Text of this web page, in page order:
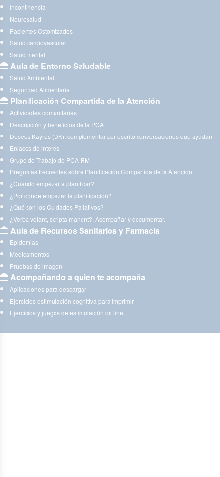
Incontinencia
Neurosalud
Pacientes Ostomizados
Salud cardiovascular
Salud mental
Aula de Entorno Saludable
Salud Ambiental
Seguridad Alimentaria
Planificación Compartida de la Atención
Actividades comunitarias
Descripción y beneficios de la PCA
Deseos Kayrós (DK): complementar por escrito conversaciones que ayudan
Enlaces de interés
Grupo de Trabajo de PCA-RM
Preguntas frecuentes sobre Planificación Compartida de la Atención
¿Cuándo empezar a planificar?
¿Por dónde empezar la planificación?
¿Qué son los Cuidados Paliativos?
¿Verba volant, scripta manent?. Acompañar y documentar.
Aula de Recursos Sanitarios y Farmacia
Epidemias
Medicamentos
Pruebas de imagen
Acompañando a quien te acompaña
Aplicaciones para descargar
Ejercicios estimulación cognitiva para imprimir
Ejercicios y juegos de estimulación on line